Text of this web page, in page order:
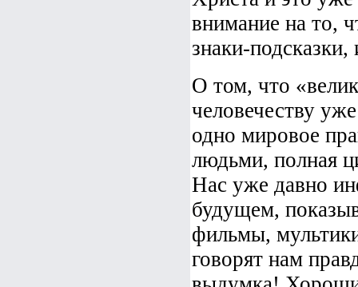
внимание на то,
знаки-
О том, что
человечеству
одно мировое
людьми, полная
Нас уже давно
будущем,
фильмы,
говорят нам